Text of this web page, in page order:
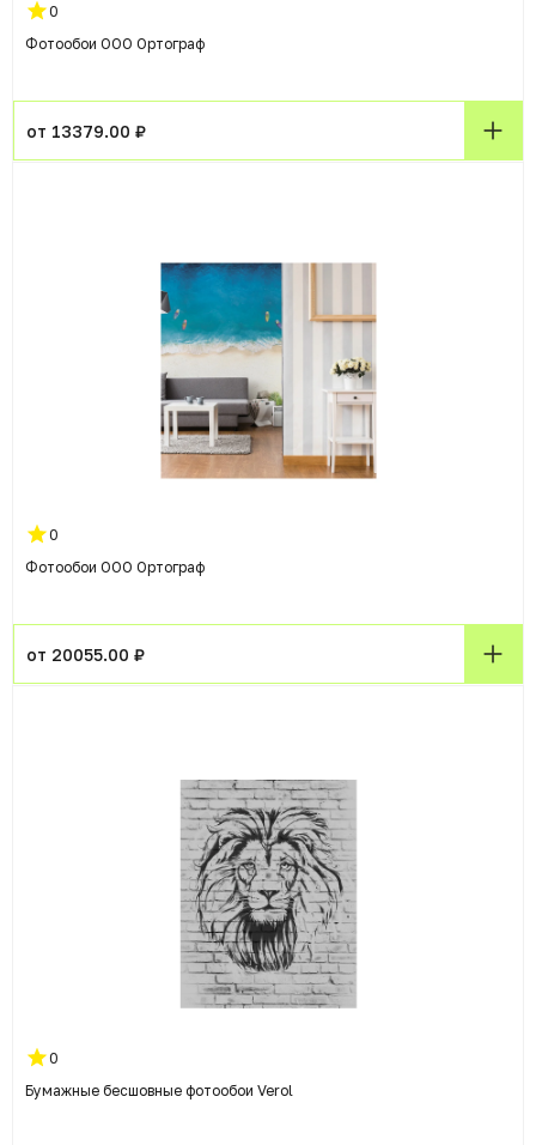
0
Фотообои ООО Ортограф
от 13379.00 ₽
0
Фотообои ООО Ортограф
от 20055.00 ₽
0
Бумажные бесшовные фотообои Verol